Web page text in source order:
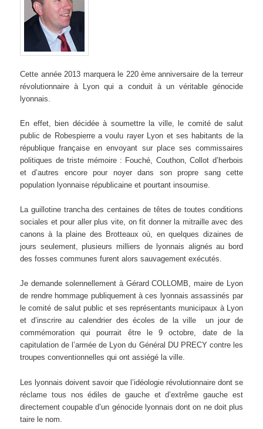
Cette année 2013 marquera le 220 ème anniversaire de la terreur
révolutionnaire à Lyon qui a conduit à un véritable génocide
lyonnais.
En effet, bien décidée à soumettre la ville, le comité de salut
public de Robespierre a voulu rayer Lyon et ses habitants de la
république française en envoyant sur place ses commissaires
politiques de triste mémoire : Fouché, Couthon, Collot d’herbois
et d’autres encore pour noyer dans son propre sang cette
population lyonnaise républicaine et pourtant insoumise.
La guillotine trancha des centaines de têtes de toutes conditions
sociales et pour aller plus vite, on fit donner la mitraille avec des
canons à la plaine des Brotteaux où, en quelques dizaines de
jours seulement, plusieurs milliers de lyonnais alignés au bord
des fosses communes furent alors sauvagement exécutés.
Je demande solennellement à Gérard COLLOMB, maire de Lyon
de rendre hommage publiquement à ces lyonnais assassinés par
le comité de salut public et ses représentants municipaux à Lyon
et d’inscrire au calendrier des écoles de la ville un jour de
commémoration qui pourrait être le 9 octobre, date de la
capitulation de l’armée de Lyon du Général DU PRECY contre les
troupes conventionnelles qui ont assiégé la ville.
Les lyonnais doivent savoir que l’idéologie révolutionnaire dont se
réclame tous nos édiles de gauche et d’extrême gauche est
directement coupable d’un génocide lyonnais dont on ne doit plus
taire le nom.